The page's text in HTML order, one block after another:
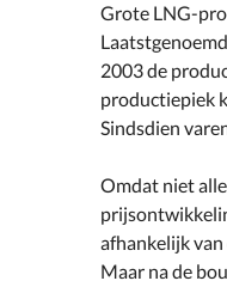
Grote LNG-
2003 de
productiepiek
Sindsdien
Omdat niet
afhankelijk van
Maar na de